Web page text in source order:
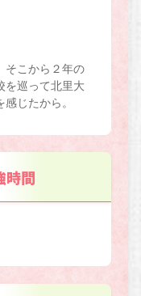
そこから２年の
を巡って北里大
じたから。
時間